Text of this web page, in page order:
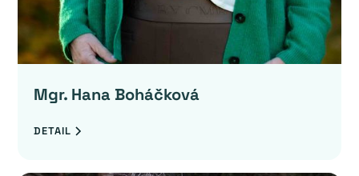
Mgr. Hana Boháčková
DETAIL